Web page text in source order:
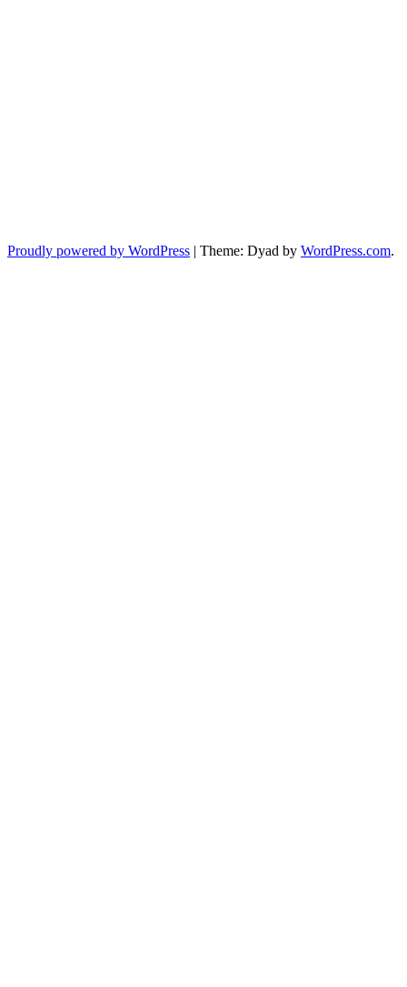
Proudly powered by WordPress | Theme: Dyad by WordPress.com.